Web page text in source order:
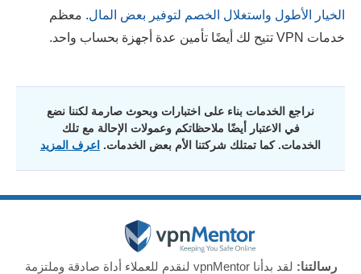
الخيار الأطول واستغلال الخصم لتوفير بعض المال. معظم
خدمات VPN تتيح لك أيضًا تأمين عدة أجهزة بحساب واحد.
نراجع الخدمات بناء على اختبارات وبحوث صارمة لكننا نضع
في الاعتبار أيضًا ملاحظاتكم وعمولات الإحالة مع تلك
الخدمات. كما تمتلك شركتنا الأم بعض الخدمات. اعرف المزيد
رسالتنا:
لقد بدأنا vpnMentor لنقدم للعملاء أداة صادقة وملتزمة